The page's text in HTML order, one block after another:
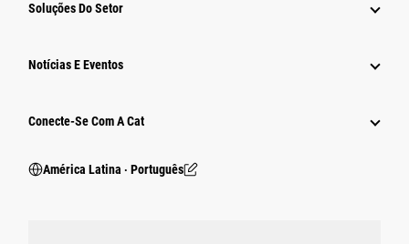
Soluções Do Setor
Notícias E Eventos
Conecte-Se Com A Cat
América Latina ‧ Português